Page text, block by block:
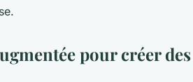
pour créer